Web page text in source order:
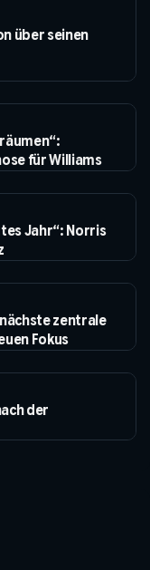
über seinen
für Williams
Jahr“: Norris
zentrale
Fokus
der